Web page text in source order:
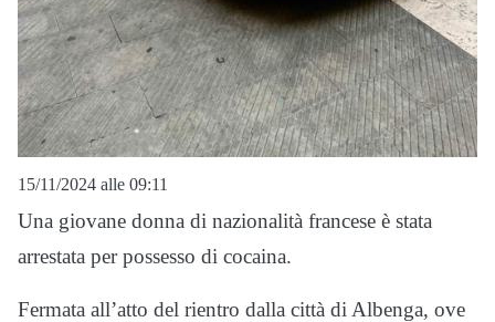
15/11/2024 alle 09:11
Una giovane donna di nazionalità francese è stata
arrestata per possesso di cocaina.
Fermata all’atto del rientro dalla città di Albenga, ove